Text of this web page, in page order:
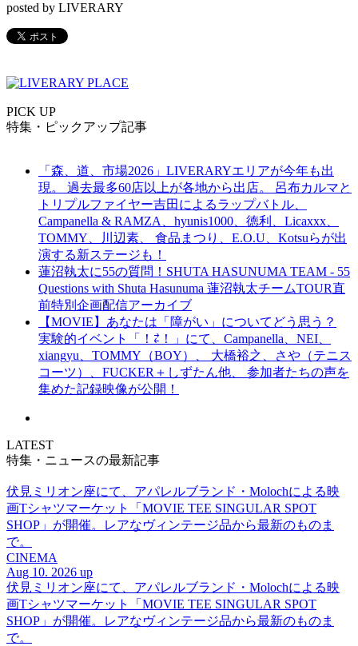
posted by LIVERARY
PICK UP
特集・ピックアップ記事
「森、道、市場2026」LIVERARYエリアが今年も出
現。 過去最多60店以上が各地から出店。 呂布カルマと
トリプルファイヤー吉田によるラップバトル、
Campanella & RAMZA、hyunis1000、徳利、Licaxxx、
TOMMY、川辺素、 食品まつり、E.O.U、Kotsuらが出
演する新ステージも！
蓮沼執太に55の質問！SHUTA HASUNUMA TEAM - 55
Questions with Shuta Hasunuma 蓮沼執太チームTOUR直
前特別企画配信アーカイブ
【MOVIE】あなたは「障がい」についてどう思う？
実験的イベント「！⇄！」にて、Campanella、NEI、
xiangyu、TOMMY（BOY）、 大橋裕之、さや（テニス
コーツ）、FUCKER＋しずたん他、 参加者たちの声を
集めた記録映像が公開！
LATEST
特集・ニュースの最新記事
伏見ミリオン座にて、アパレルブランド・Molochによる映
画Tシャツマーケット「MOVIE TEE SINGULAR SPOT
SHOP」が開催。レアなヴィンテージ品から最新のものま
で。
CINEMA
Aug 10. 2026 up
伏見ミリオン座にて、アパレルブランド・Molochによる映
画Tシャツマーケット「MOVIE TEE SINGULAR SPOT
SHOP」が開催。レアなヴィンテージ品から最新のものま
で。